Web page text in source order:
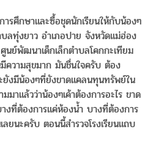
รศึกษาและซื้อชุดนักเรียนให้กับน้องๆ
ทุ่งยาว อำเภอปาย จังหวัดเเม่ฮ่อง
นย์พัฒนาเด็กเล็กตำบลโคกกะเทียม
ความสุขมาก มันชื่นใจครับ ต้อง
งมีน้องๆที่ยังขาดแคลนทุนทรัพย์ใน
าแล้วว่าน้องๆเค้าต้องการอะไร ขาด
งที่ต้องการแค่ห้องน้ำ บางที่ต้องการ
ลยนะครับ ตอนนี้สำรวจโรงเรียนแถบ